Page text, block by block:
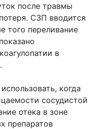
после травмы
СЗП вводится
того переливание
в
когда
сосудистой
отека в зоне
препаратов